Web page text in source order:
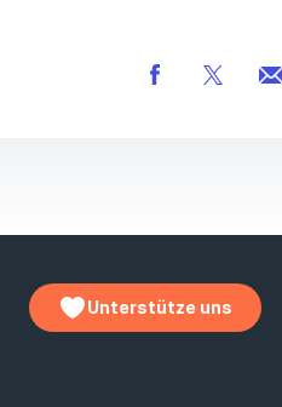
Unterstütze uns